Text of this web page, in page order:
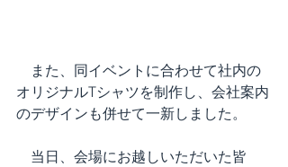
また、同イベントに合わせて社内の
オリジナルTシャツを制作し、会社案内
のデザインも併せて一新しました。
当日、会場にお越しいただいた皆